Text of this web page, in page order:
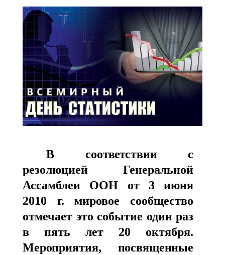
В соответствии с
резолюцией Генеральной
Ассамблеи ООН от 3 июня
2010 г. мировое сообщество
отмечает это событие один раз
в пять лет 20 октября.
Мероприятия, посвященные